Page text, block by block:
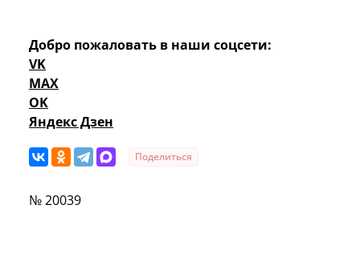
Добро пожаловать в наши соцсети:
VK
MAX
OK
Яндекс Дзен
Поделиться
№ 20039